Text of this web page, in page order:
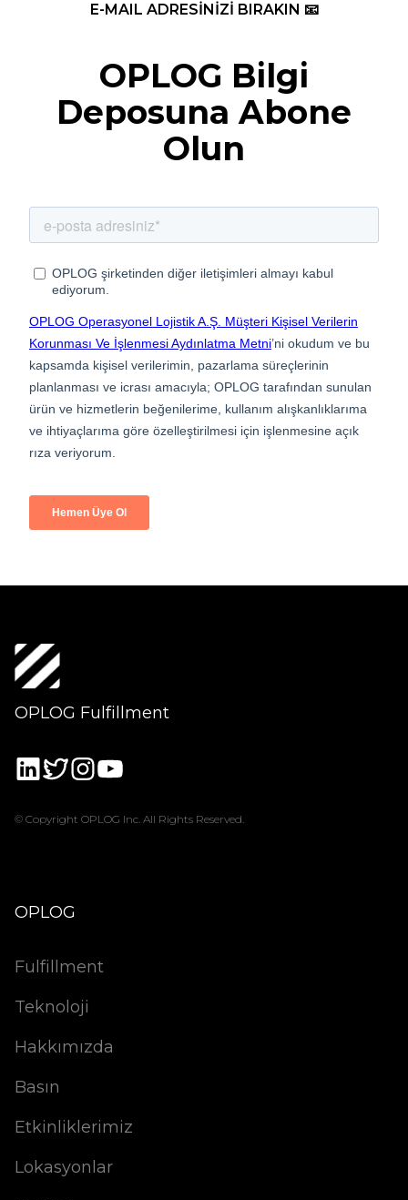
E-MAIL ADRESİNİZİ BIRAKIN 📧
OPLOG Bilgi
Deposuna Abone
Olun
OPLOG Fulfillment
© Copyright OPLOG Inc. All Rights Reserved.
OPLOG
Fulfillment
Teknoloji
Hakkımızda
Basın
Etkinliklerimiz
Lokasyonlar